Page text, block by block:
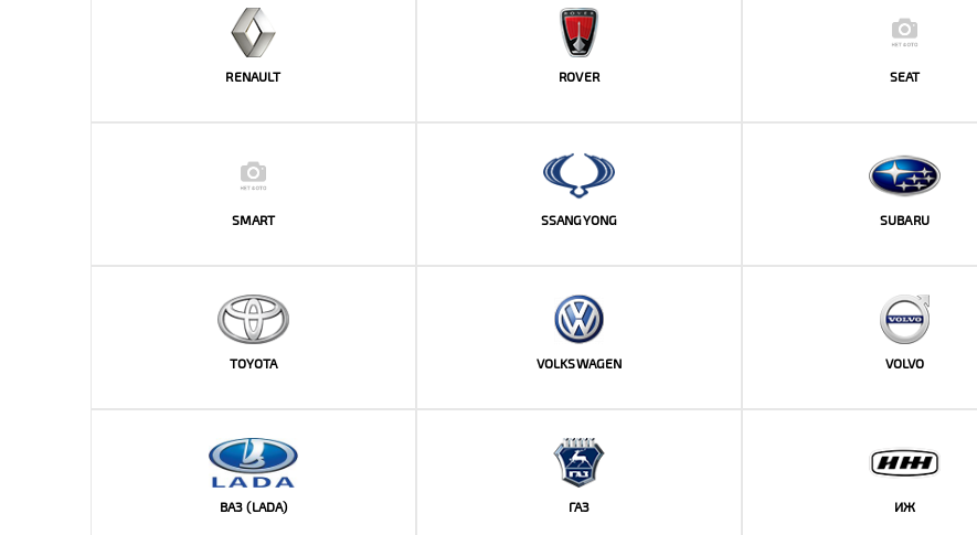
RENAULT ROVER SEAT
SMART SSANGYONG SUBARU
TOYOTA VOLKSWAGEN VOLVO
ВАЗ (LADA) ГАЗ ИЖ